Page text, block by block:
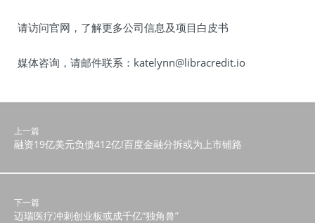
请访问官网，了解更多公司信息及项目白皮书
媒体咨询，请邮件联系：katelynn@libracredit.io
上一篇
融资19亿美元负债412亿!百度金融分拆或为上市铺路
下一篇
迈瑞医疗冲刺创业板或成千亿“独角兽”